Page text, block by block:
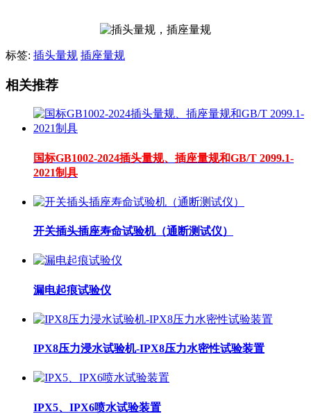
标签: 插头量规 插座量规
相关推荐
国标GB1002-2024插头量规、插座量规和GB/T 2099.1-
2021制具
开关插头插座寿命试验机（通断测试仪）
漏电起痕试验仪
IPX8压力浸水试验机-IPX8压力水密性试验装置
IPX5、IPX6喷水试验装置